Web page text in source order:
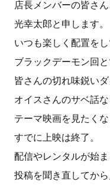
店長メンバーの皆さん
光幸太郎と申します。
いつも楽しく配置をし
ブラックデーモン回
皆さんの切れ味鋭い
オイスさんのサベ話
テーマ映画を見たく
すでに上映は終了。
配信やレンタルが始
投稿を聞き直してか